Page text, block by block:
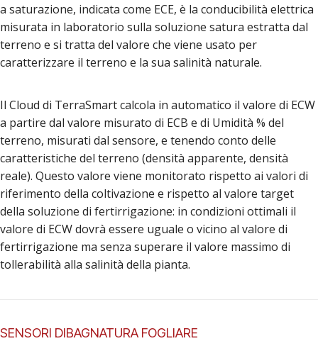
a saturazione, indicata come ECE, è la conducibilità elettrica
misurata in laboratorio sulla soluzione satura estratta dal
terreno e si tratta del valore che viene usato per
caratterizzare il terreno e la sua salinità naturale.
Il Cloud di TerraSmart calcola in automatico il valore di ECW
a partire dal valore misurato di ECB e di Umidità % del
terreno, misurati dal sensore, e tenendo conto delle
caratteristiche del terreno (densità apparente, densità
reale). Questo valore viene monitorato rispetto ai valori di
riferimento della coltivazione e rispetto al valore target
della soluzione di fertirrigazione: in condizioni ottimali il
valore di ECW dovrà essere uguale o vicino al valore di
fertirrigazione ma senza superare il valore massimo di
tollerabilità alla salinità della pianta.
SENSORI DIBAGNATURA FOGLIARE